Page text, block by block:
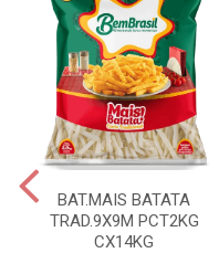
BAT.MAIS BATATA
TRAD.9X9M PCT2KG
CX14KG